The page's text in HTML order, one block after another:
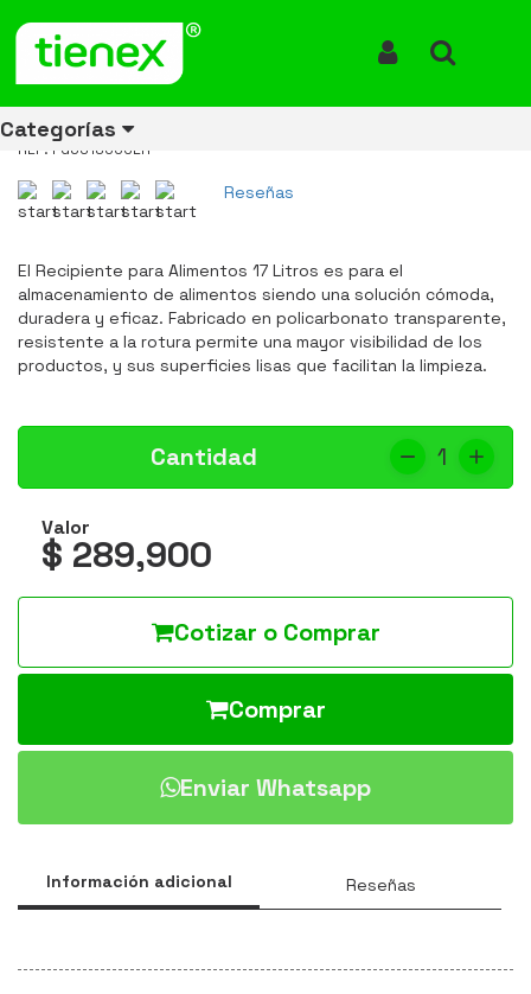
Categorías
Recipiente Policarbonato 17 Litros FG631800CLR
Recipiente Policarbonato 17
Litros FG631800CLR
REF: FG631800CLR
Reseñas
El Recipiente para Alimentos 17 Litros es para el
almacenamiento de alimentos siendo una solución cómoda,
duradera y eficaz. Fabricado en policarbonato transparente,
resistente a la rotura permite una mayor visibilidad de los
productos, y sus superficies lisas que facilitan la limpieza.
Cantidad 1
Valor
$ 289,900
Cotizar o Comprar
Comprar
Enviar Whatsapp
Información adicional Reseñas
los
productos
ENERGÍA
los
productos
CANECAS
RECICLAJE
los
productos
RUBBERMAID
los
productos
EQUIPOS
los
productos
MANEJO
MATERIALES
los
productos
AIRE
LIBRE
los
productos
ACCESORIOS
PARA